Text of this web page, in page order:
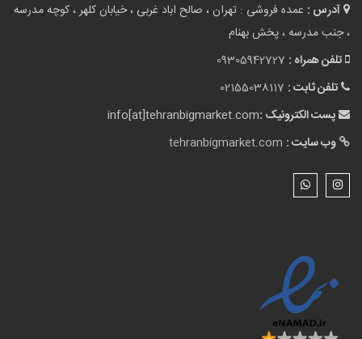
آدرس : عمده فروشی : تهران ، صالح اباد غربی ، خیابان کلهر ، کوچه مدرسه
، جنب مدرسه ، پخش بهنام
تلفن همراه : 09305942727
تلفن ثابت : 02155038117
پست الکترونیک :info[at]tehranbigmarket.com
وب سایت : tehranbigmarket.com